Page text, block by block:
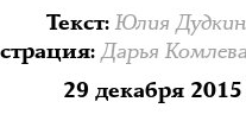
Текст: Юлия
:Дарья
29 декабря 2015